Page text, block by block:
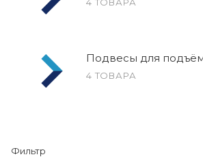
Подвесы для
4 ТОВАРА
Фильтр